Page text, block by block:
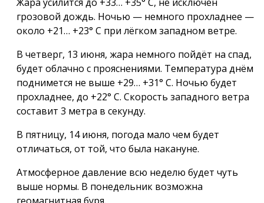
грозовой дождь. Ночью — немного прохладнее —
около +21… +23° С при лёгком западном ветре.
В четверг, 13 июня, жара немного пойдёт на спад,
будет облачно с прояснениями. Температура днём
поднимется не выше +29… +31° С. Ночью будет
прохладнее, до +22° С. Скорость западного ветра
составит 3 метра в секунду.
В пятницу, 14 июня, погода мало чем будет
отличаться, от той, что была накануне.
Атмосферное давление всю неделю будет чуть
выше нормы. В понедельник возможна